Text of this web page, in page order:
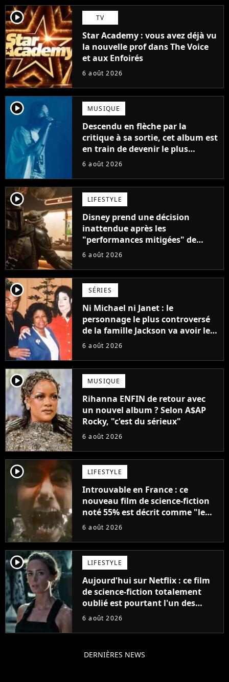
player2 TV
Star Academy : vous avez déjà vu
la nouvelle prof dans The Voice
et aux Enfoirés
6 août 2026
player2 MUSIQUE
Descendu en flèche par la
critique à sa sortie, cet album est
en train de devenir le plus
populaire de son auteur
6 août 2026
player2 LIFESTYLE
Disney prend une décision
inattendue après les
"performances mitigées" de
Vaiana et The Mandalorian &
6 août 2026
player2 SÉRIES
Ni Michael ni Janet : le
personnage le plus controversé
de la famille Jackson va avoir le
droit à sa propre série
6 août 2026
player2 MUSIQUE
Rihanna ENFIN de retour avec
un nouvel album ? Selon A$AP
Rocky, "c'est du sérieux"
6 août 2026
player2 LIFESTYLE
Introuvable en France : ce
nouveau film de science-fiction
noté 55% est décrit comme "le
plus stupide de l'année"
6 août 2026
player2 LIFESTYLE
Aujourd'hui sur Netflix : ce film
de science-fiction totalement
oublié est pourtant l'un des
meilleurs des années 2010
6 août 2026
DERNIÈRES NEWS